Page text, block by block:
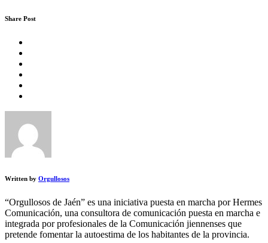
Share Post
Written by Orgullosos
“Orgullosos de Jaén” es una iniciativa puesta en marcha por Hermes
Comunicación, una consultora de comunicación puesta en marcha e
integrada por profesionales de la Comunicación jiennenses que
pretende fomentar la autoestima de los habitantes de la provincia.